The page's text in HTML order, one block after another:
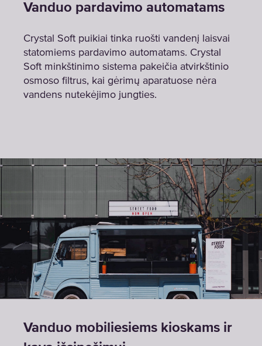
Vanduo pardavimo automatams
Crystal Soft puikiai tinka ruošti vandenį laisvai
statomiems pardavimo automatams. Crystal
Soft minkštinimo sistema pakeičia atvirkštinio
osmoso filtrus, kai gėrimų aparatuose nėra
vandens nutekėjimo jungties.
Vanduo mobiliesiems kioskams ir